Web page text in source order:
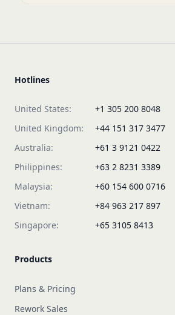
Hotlines
United States:
+1 305 200 8048
United Kingdom:
+44 151 317 3477
Australia:
+61 3 9121 0422
Philippines:
+63 2 8231 3389
Malaysia:
+60 154 600 0716
Vietnam:
+84 963 217 897
Singapore:
+65 3105 8413
Products
Plans & Pricing
Rework Sales